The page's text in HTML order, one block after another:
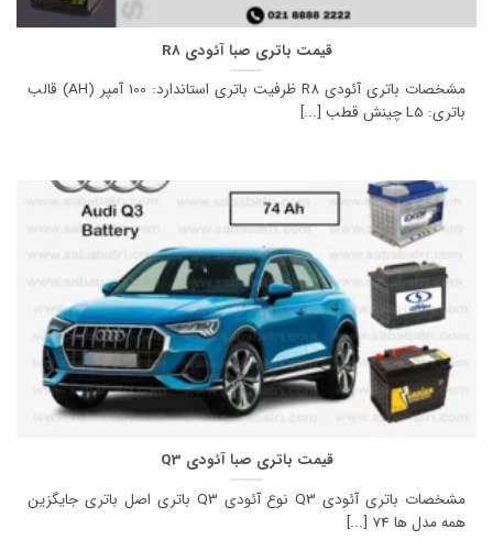
قیمت باتری صبا آئودی R8
مشخصات باتری آئودی R8 ظرفیت باتری استاندارد: 100 آمپر (AH) قالب
باتری: L5 چینش قطب [...]
قیمت باتری صبا آئودی Q3
مشخصات باتری آئودی Q3 نوع آئودی Q3 باتری اصل باتری جایگزین
همه مدل ها 74 [...]